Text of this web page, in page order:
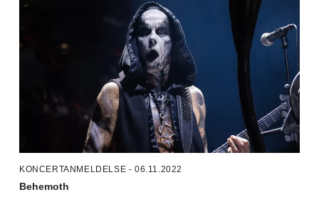
KONCERTANMELDELSE - 06.11.2022
Behemoth